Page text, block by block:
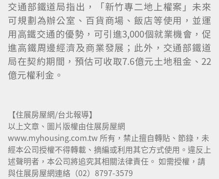
交通部鐵道局指出，「新竹專二地上權案」未來
可規劃為辦公室、百貨商場、飯店等使用，並運
用高鐵交通的優勢，可引進3,000個就業機會，促
進高鐵周邊經濟及商業發展；此外，交通部鐵道
局在契約期間，預估可收取7.6億元土地租金、22
億元權利金。
【住展房屋網/台北報導】
以上文章、圖片版權由住展房屋網
www.myhousing.com.tw 所有，禁止擅自轉貼、節錄，未
經本公司授權不得轉載、摘編或利用其它方式使用。違反上
述聲明者，本公司將追究其相關法律責任。 如需授權，請
與住展房屋網連絡（02）8797-3579